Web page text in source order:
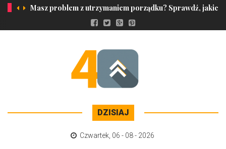
Masz problem z utrzymaniem porządku? Sprawdź, jakich
DZISIAJ
Czwartek 06 - 08 - 2026